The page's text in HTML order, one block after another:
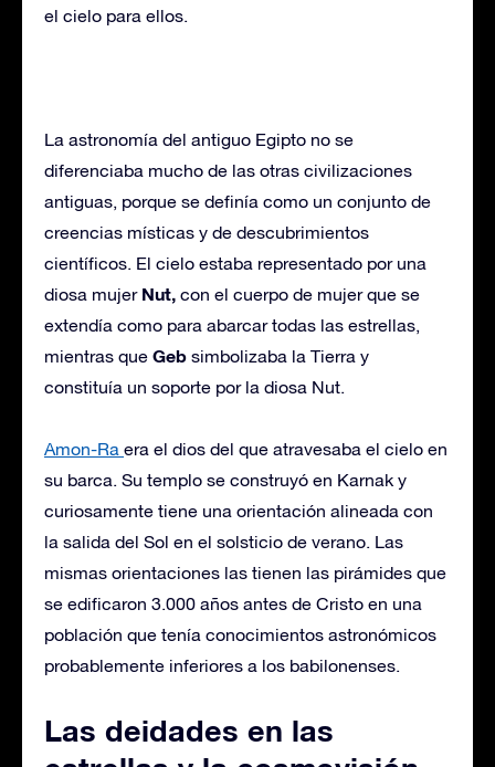
el cielo para ellos.
La astronomía del antiguo Egipto no se
diferenciaba mucho de las otras civilizaciones
antiguas, porque se definía como un conjunto de
creencias místicas y de descubrimientos
científicos. El cielo estaba representado por una
diosa mujer Nut, con el cuerpo de mujer que se
extendía como para abarcar todas las estrellas,
mientras que Geb simbolizaba la Tierra y
constituía un soporte por la diosa Nut.
Amon-Ra era el dios del que atravesaba el cielo en
su barca. Su templo se construyó en Karnak y
curiosamente tiene una orientación alineada con
la salida del Sol en el solsticio de verano. Las
mismas orientaciones las tienen las pirámides que
se edificaron 3.000 años antes de Cristo en una
población que tenía conocimientos astronómicos
probablemente inferiores a los babilonenses.
Las deidades en las